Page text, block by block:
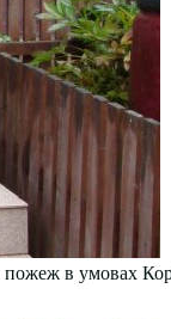
пожеж в умовах